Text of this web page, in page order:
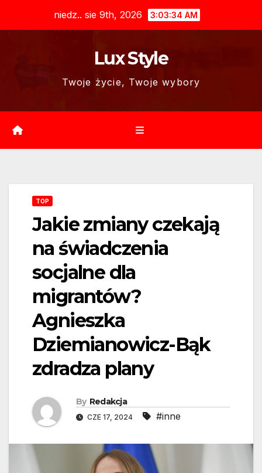
niedz.. sie 9th, 2026 3:03:35 AM
Lux Style
Twoje życie, Twoje wybory
TOP
Jakie zmiany czekają
na świadczenia
socjalne dla
migrantów?
Agnieszka
Dziemianowicz-Bąk
zdradza plany
By Redakcja
CZE 17, 2024 #inne